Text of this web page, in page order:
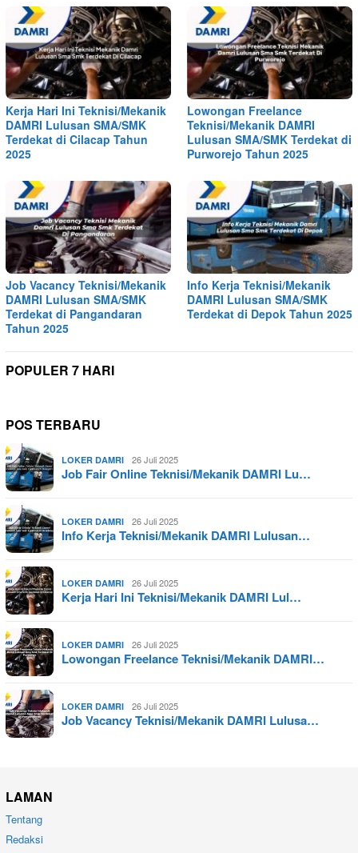
Kerja Hari Ini Teknisi/Mekanik
DAMRI Lulusan SMA/SMK
Terdekat di Cilacap Tahun
2025
Lowongan Freelance
Teknisi/Mekanik DAMRI
Lulusan SMA/SMK Terdekat di
Purworejo Tahun 2025
Job Vacancy Teknisi/Mekanik
DAMRI Lulusan SMA/SMK
Terdekat di Pangandaran
Tahun 2025
Info Kerja Teknisi/Mekanik
DAMRI Lulusan SMA/SMK
Terdekat di Depok Tahun 2025
POPULER 7 HARI
POS TERBARU
LOKER DAMRI 26 Juli 2025
Job Fair Online Teknisi/Mekanik DAMRI Lu…
LOKER DAMRI 26 Juli 2025
Info Kerja Teknisi/Mekanik DAMRI Lulusan…
LOKER DAMRI 26 Juli 2025
Kerja Hari Ini Teknisi/Mekanik DAMRI Lul…
LOKER DAMRI 26 Juli 2025
Lowongan Freelance Teknisi/Mekanik DAMRI…
LOKER DAMRI 26 Juli 2025
Job Vacancy Teknisi/Mekanik DAMRI Lulusa…
LAMAN
Tentang
Redaksi